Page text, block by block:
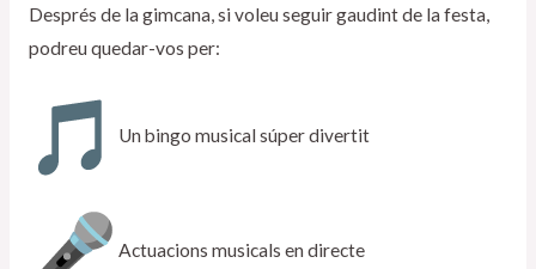
Després de la gimcana, si voleu seguir gaudint de la festa,
podreu quedar-vos per:
Un bingo musical súper divertit
Actuacions musicals en directe